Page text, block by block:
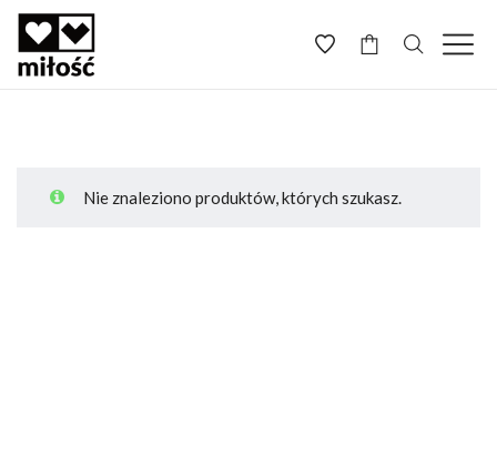
Nie znaleziono produktów, których szukasz.